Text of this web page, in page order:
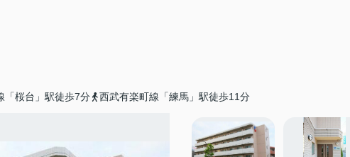
「桜台」駅徒歩7分 西武有楽町線「練馬」駅徒歩11分